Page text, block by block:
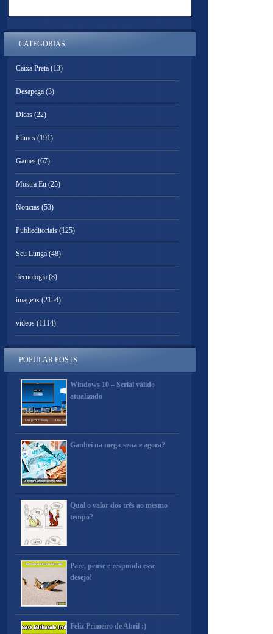
CATEGORIAS
Caixa Preta (13)
Desapega (3)
Dicas (22)
Filmes (191)
Games (67)
Mostra Eu (25)
Noticias (53)
Publieditoriais (125)
Seu Lunga (48)
Tecnologia (8)
imagens (2154)
videos (1114)
POPULAR POSTS
Windows 10 – Serial válido
atualizado
Ganhei na mega-sena e agora?
Qual o valor dos três ao mesmo
tempo?
Pare, pense e responda esse
desejo!
Feliz Primeiro de Abril :)